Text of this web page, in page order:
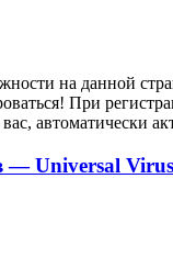
на данной
При
автоматически
Universal